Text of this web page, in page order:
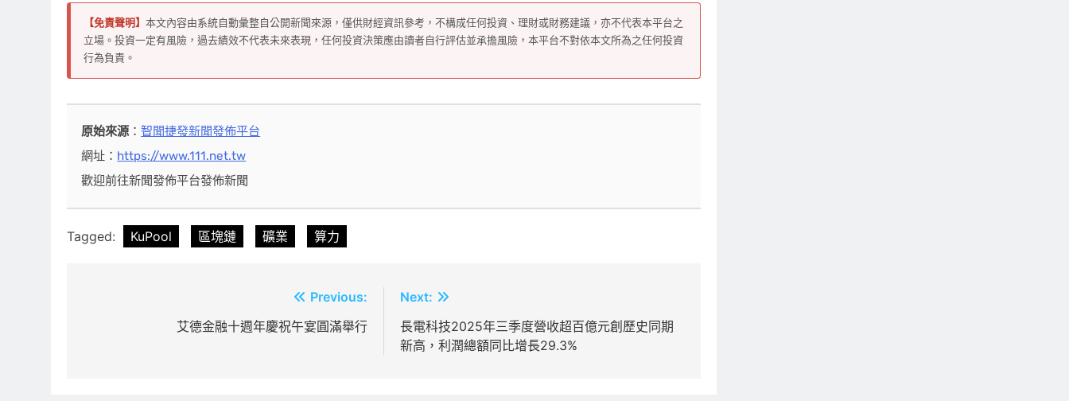
【免責聲明】 本文內容由系統自動彙整自公開新聞來源，僅供財經資訊參考，不構成任何投資、理財或財務建議，亦不代表本平台之
立場。投資一定有風險，過去績效不代表未來表現，任何投資決策應由讀者自行評估並承擔風險，本平台不對依本文所為之任何投資
行為負責。
原始來源 ：智聞捷發新聞發佈平台
網址： https://www.111.net.tw
歡迎前往新聞發佈平台發佈新聞
Tagged: KuPool 區塊鏈 礦業 算力
Previous:
艾德金融十週年慶祝午宴圓滿舉行
Next:
長電科技2025年三季度營收超百億元創歷史同期
新高，利潤總額同比增長29.3%